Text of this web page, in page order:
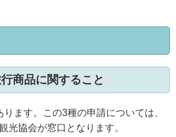
商品に関すること
ます。この3種の申請については、
光協会が窓口となります。